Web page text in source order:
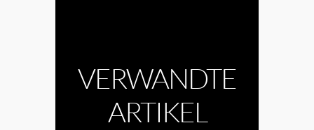
VERWANDTE
ARTIKEL